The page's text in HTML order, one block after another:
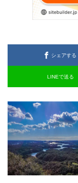
シェアする
LINEで送る